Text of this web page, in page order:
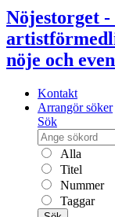
Nöjestorget -
nöje och
Kontakt
Arrangör söker
Sök
Alla
Titel
Nummer
Taggar